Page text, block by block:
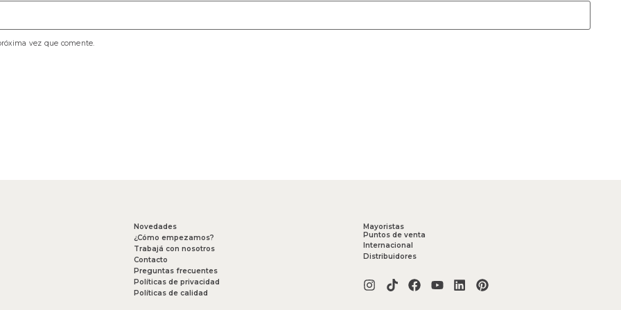
vez que comente.
Novedades
¿Cómo empezamos?
Trabajá con nosotros
Contacto
Preguntas frecuentes
Políticas de privacidad
Políticas de calidad
Mayoristas
Puntos de venta
Internacional
Distribuidores